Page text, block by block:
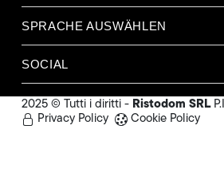
SPRACHE AUSWÄHLEN
SOCIAL
2025 © Tutti i diritti - Ristodom SRL
Privacy Policy
Cookie Policy